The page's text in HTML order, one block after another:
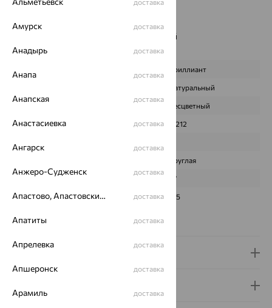
Цвет вставки:
Вес металла:
Бесцветный
Характеристика вставки:
Бриллиант
Натуральный
Бесцветный
ВЕС 0,212
Круглая
ГРАНЕЙ 57
ЧИСТОТА 3/5
Сертификаты на камни
Доставка и оплата
доставка
Амурск доставка
Анадырь доставка
Анапа доставка
Анапская доставка
Анастасиевка доставка
Ангарск доставка
Анжеро-Судженск доставка
Апастово, Апастовский район доставка
Апатиты доставка
Апрелевка доставка
Апшеронск доставка
Арамиль доставка